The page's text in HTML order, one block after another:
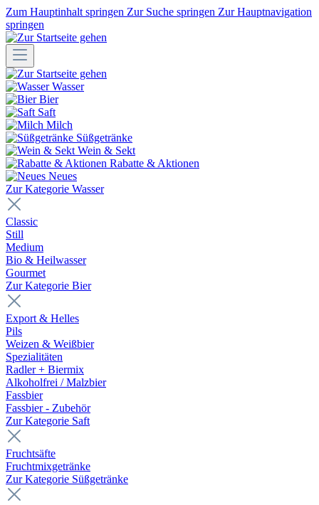
Zum Hauptinhalt springen Zur Suche springen Zur Hauptnavigation
springen
Wasser
Bier
Saft
Milch
Süßgetränke
Wein & Sekt
Rabatte & Aktionen
Neues
Zur Kategorie Wasser
Classic
Still
Medium
Bio & Heilwasser
Gourmet
Zur Kategorie Bier
Export & Helles
Pils
Weizen & Weißbier
Spezialitäten
Radler + Biermix
Alkoholfrei / Malzbier
Fassbier
Fassbier - Zubehör
Zur Kategorie Saft
Fruchtsäfte
Fruchtmixgetränke
Zur Kategorie Süßgetränke